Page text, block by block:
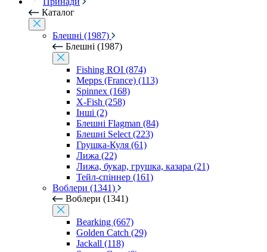
Каталог
Блешні (1987)
Блешні (1987)
Fishing ROI (874)
Mepps (France) (113)
Spinnex (168)
X-Fish (258)
Інші (2)
Блешні Flagman (84)
Блешні Select (223)
Грушка-Куля (61)
Лижа (22)
Лижа, букар, грушка, казара (21)
Тейл-спіннер (161)
Воблери (1341)
Воблери (1341)
Bearking (667)
Golden Catch (29)
Jackall (118)